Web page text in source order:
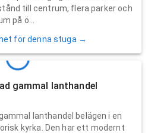
till centrum, flera parker och
på ö...
för denna stuga →
gammal lanthandel
lanthandel belägen i en
kyrka. Den har ett modernt